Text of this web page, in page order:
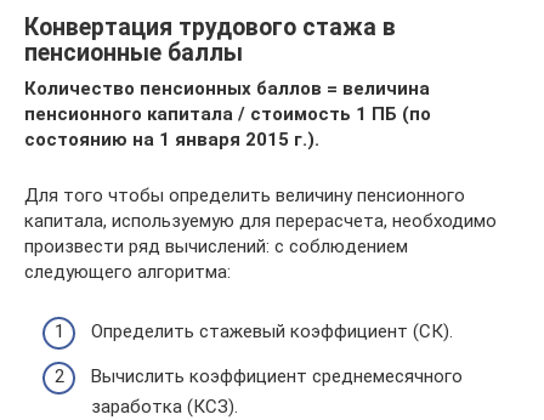
Конвертация трудового стажа в
пенсионные баллы
Количество пенсионных баллов = величина
пенсионного капитала / стоимость 1 ПБ (по
состоянию на 1 января 2015 г.).
Для того чтобы определить величину пенсионного
капитала, используемую для перерасчета, необходимо
произвести ряд вычислений: с соблюдением
следующего алгоритма:
Определить стажевый коэффициент (СК).
Вычислить коэффициент среднемесячного
заработка (КСЗ).